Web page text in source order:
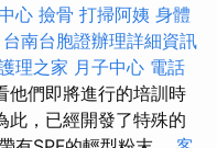
心 撿骨 打掃阿姨 身體
台南台胞證辦理詳細資訊
理之家 月子中心 電話
他們即將進行的培訓時
此，已經開發了特殊的